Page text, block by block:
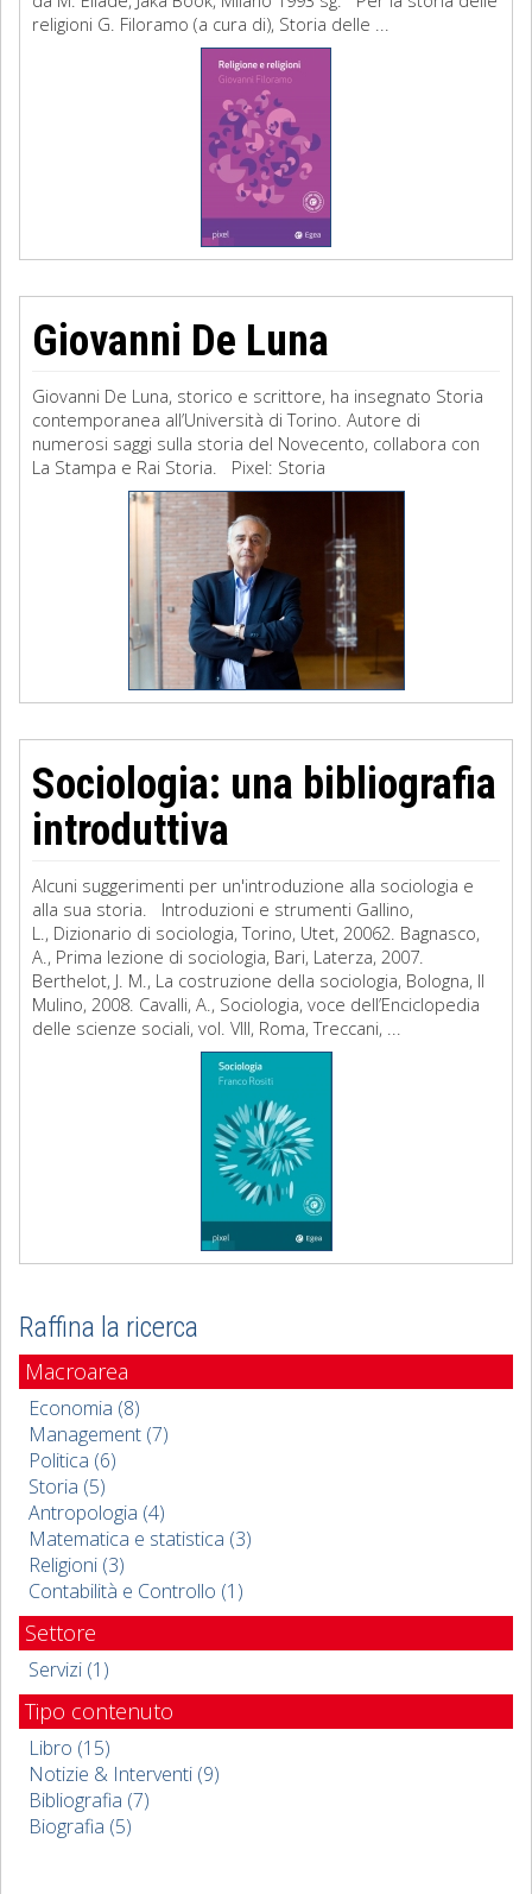
religioni G. Filoramo (a cura di), Storia delle ...
Giovanni De Luna
Giovanni De Luna, storico e scrittore, ha insegnato Storia
contemporanea all’Università di Torino. Autore di
numerosi saggi sulla storia del Novecento, collabora con
La Stampa e Rai Storia. Pixel: Storia
Sociologia: una bibliografia
introduttiva
Alcuni suggerimenti per un'introduzione alla sociologia e
alla sua storia. Introduzioni e strumenti Gallino,
L., Dizionario di sociologia, Torino, Utet, 20062. Bagnasco,
A., Prima lezione di sociologia, Bari, Laterza, 2007.
Berthelot, J. M., La costruzione della sociologia, Bologna, Il
Mulino, 2008. Cavalli, A., Sociologia, voce dell’Enciclopedia
delle scienze sociali, vol. VIII, Roma, Treccani, ...
Raffina la ricerca
Macroarea
Economia (8)
Management (7)
Politica (6)
Storia (5)
Antropologia (4)
Matematica e statistica (3)
Religioni (3)
Contabilità e Controllo (1)
Settore
Servizi (1)
Tipo contenuto
Libro (15)
Notizie & Interventi (9)
Bibliografia (7)
Biografia (5)